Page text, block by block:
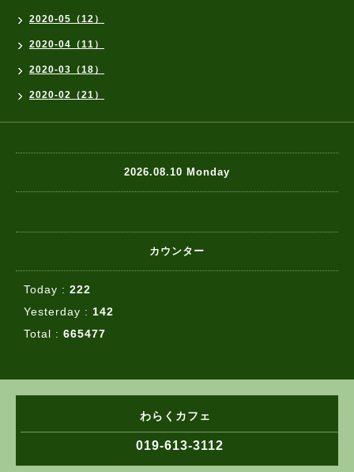
2020-05（12）
2020-04（11）
2020-03（18）
2020-02（21）
2026.08.10 Monday
カウンター
Today : 222
Yesterday : 142
Total : 665477
わらくカフェ
019-613-3112